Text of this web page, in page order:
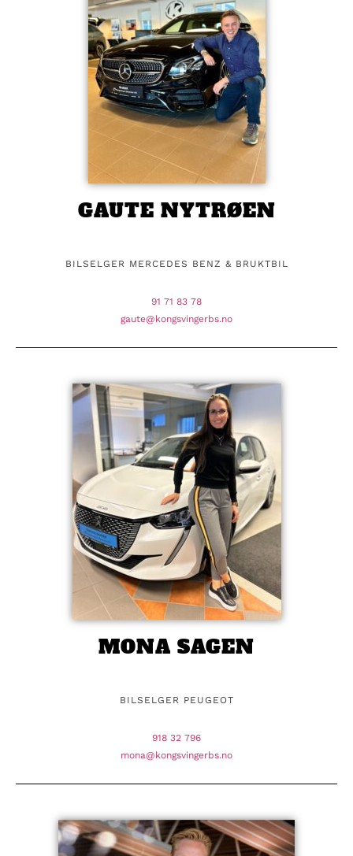
GAUTE NYTRØEN
BILSELGER MERCEDES BENZ & BRUKTBIL
91 71 83 78
gaute@kongsvingerbs.no
MONA SAGEN
BILSELGER PEUGEOT
918 32 796
mona@kongsvingerbs.no